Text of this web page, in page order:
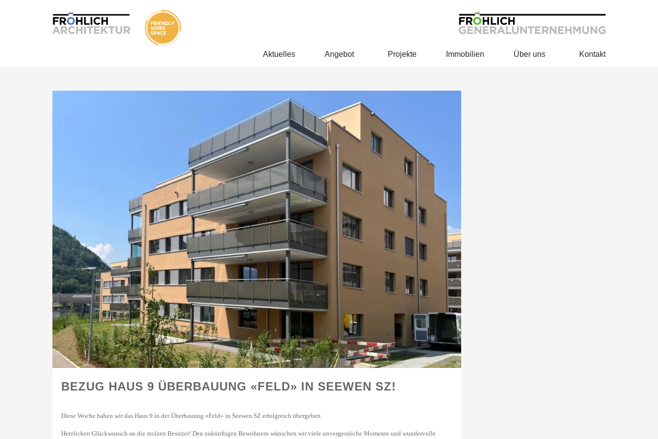
Aktuelles Angebot Projekte Immobilien Über uns Kontakt
BEZUG HAUS 9 ÜBERBAUUNG «FELD» IN SEEWEN SZ!
Diese Woche haben wir das Haus 9 in der Überbauung «Feld» in Seewen SZ erfolgreich übergeben.
Herzlichen Glückwunsch an die stolzen Besitzer! Den zukünftigen Bewohnern wünschen wir viele unvergessliche Momente und wundervolle